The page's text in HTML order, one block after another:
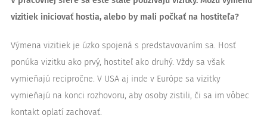
vizitiek iniciovať hostia, alebo by mali počkať na hostiteľa?
Výmena vizitiek je úzko spojená s predstavovaním sa. Hosť
ponúka vizitku ako prvý, hostiteľ ako druhý. Vždy sa však
vymieňajú recipročne. V USA aj inde v Európe sa vizitky
vymieňajú na konci rozhovoru, aby osoby zistili, či sa im vôbec
kontakt oplatí zachovať.